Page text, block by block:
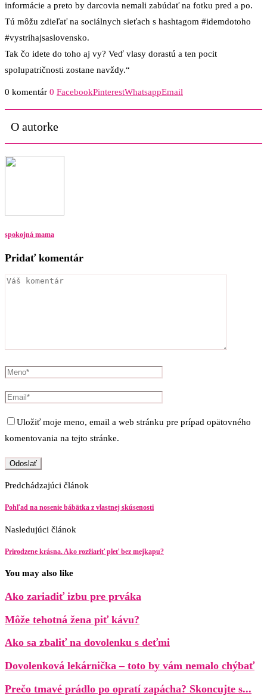
informácie a preto by darcovia nemali zabúdať na fotku pred a po.
Tú môžu zdieľať na sociálnych sieťach s hashtagom #idemdotoho
#vystrihajsaslovensko.
Tak čo idete do toho aj vy? Veď vlasy dorastú a ten pocit
spolupatričnosti zostane navždy.“
0 komentár 0 FacebookPinterestWhatsappEmail
O autorke
spokojná mama
Pridať komentár
Uložiť moje meno, email a web stránku pre prípad opätovného
komentovania na tejto stránke.
Predchádzajúci článok
Pohľad na nosenie bábätka z vlastnej skúsenosti
Nasledujúci článok
Prirodzene krásna. Ako rozžiariť pleť bez mejkapu?
You may also like
Ako zariadiť izbu pre prváka
Môže tehotná žena piť kávu?
Ako sa zbaliť na dovolenku s deťmi
Dovolenková lekárnička – toto by vám nemalo chýbať
Prečo tmavé prádlo po opratí zapácha? Skoncujte s...